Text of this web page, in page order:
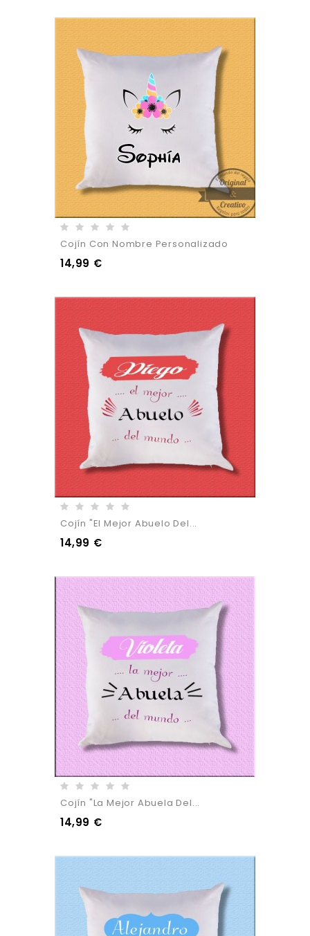
Cojín Con Nombre Personalizado
14,99 €
Cojín "El Mejor Abuelo Del...
14,99 €
Cojín "La Mejor Abuela Del...
14,99 €